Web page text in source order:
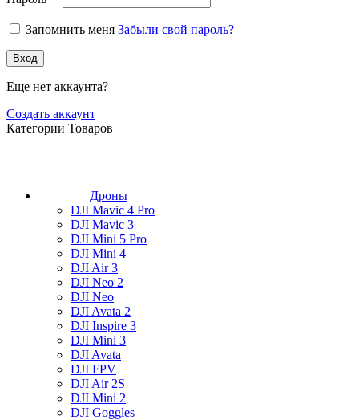
Запомнить меня Забыли свой пароль?
Вход
Еще нет аккаунта?
Создать аккаунт
Категории Товаров
Дроны
DJI Mavic 4 Pro
DJI Mavic 3
DJI Mini 5 Pro
DJI Mini 4
DJI Air 3
DJI Neo 2
DJI Neo
DJI Avata 2
DJI Inspire 3
DJI Mini 3
DJI Avata
DJI FPV
DJI Air 2S
DJI Mini 2
DJI Goggles